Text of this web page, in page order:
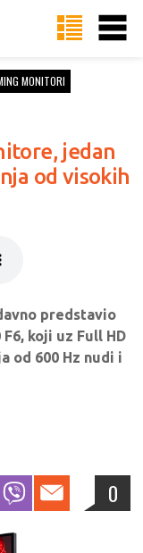
MONITORI
jedan
od visokih
predstavio
koji uz Full HD
od 600 Hz nudi i
0